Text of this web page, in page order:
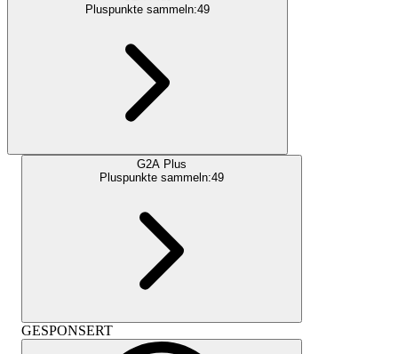
Pluspunkte sammeln:49
G2A Plus
Pluspunkte sammeln:49
GESPONSERT